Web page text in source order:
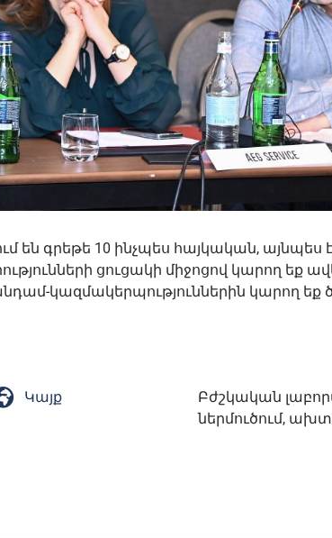
գրեթե 10 ինչպես հայկական, այնպես
ցուցակի միջոցով կարող եք
կազմակերպություններին կարող եք
Կայք
Բժշկական
ներմուծում,